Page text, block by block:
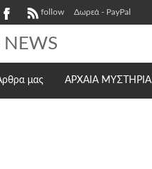
follow Δωρεά - PayPal
NEWS
μας ΑΡΧΑΙΑ ΜΥΣΤΗΡΙΑ